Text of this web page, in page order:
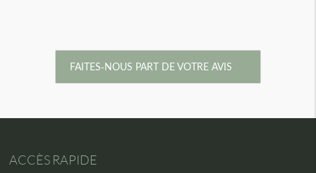
FAITES-NOUS PART DE VOTRE AVIS
ACCÈS RAPIDE